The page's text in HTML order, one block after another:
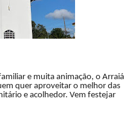
e muita animação, o Arraiá
quer aproveitar o melhor das
e acolhedor. Vem festejar